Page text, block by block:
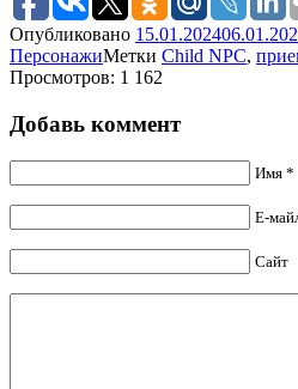
Опубликовано 15.01.2024
ПерсонажиМетки Child NPC,
Просмотров: 1 162
Добавь коммент
Имя *
Е-
Сайт